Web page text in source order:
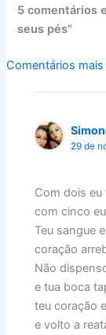
o
o
k
5 comentários
seus pés”
Comentários
Comentários
29 de
Com dois eu
com cinco
Teu sangue
coração
Não
e tua boca
teu coração
e volto a